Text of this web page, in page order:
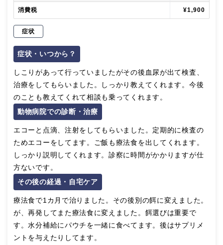
消費税 ¥1,900
症状
症状・いつから？
しこりがあって行っていましたがその後血尿が出て検査、
治療をしてもらいました。しっかり教えてくれます。今後
のことも教えてくれて相談も乗ってくれます。
動物病院での診断・治療
エコーと点滴、注射をしてもらいました。定期的に検査の
ためエコーをしてます。ご飯も療法食を出してくれます。
しっかり説明してくれます。診察に時間がかかりますが仕
方ないです。
その後の経過・自宅ケア
療法食で1カ月で治りました。その後別の餌に変えました。
が、再発してまた療法食に変えました。餌選びは重要で
す。水分補給にパウチを一緒に食べてます。後はサプリメ
ントを与えたりしてます。